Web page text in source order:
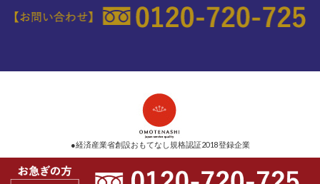
●経済産業省創設おもてなし規格認証2018登録企業
Copyright © 2026 メモリアルグループ All Rights Reserved.